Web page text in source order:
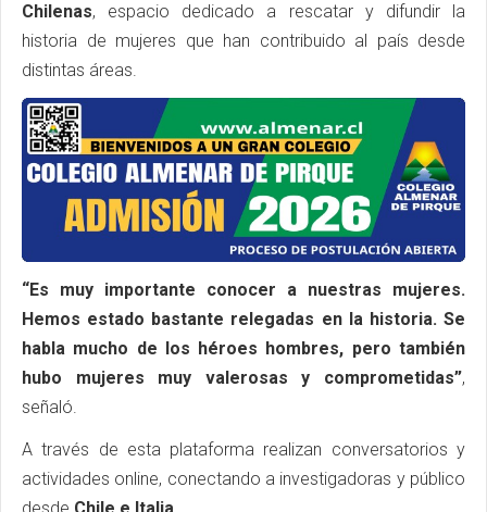
Chilenas, espacio dedicado a rescatar y difundir la
historia de mujeres que han contribuido al país desde
distintas áreas.
“Es muy importante conocer a nuestras mujeres.
Hemos estado bastante relegadas en la historia. Se
habla mucho de los héroes hombres, pero también
hubo mujeres muy valerosas y comprometidas”,
señaló.
A través de esta plataforma realizan conversatorios y
actividades online, conectando a investigadoras y público